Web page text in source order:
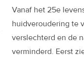
Vanaf het 25e
huidveroudering te
verslechterd en de
verminderd. Eerst